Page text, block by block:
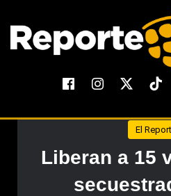
El
Liberan a 15